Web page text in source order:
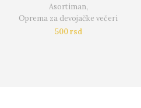
Asortiman,
Oprema za devojačke večeri
500rsd